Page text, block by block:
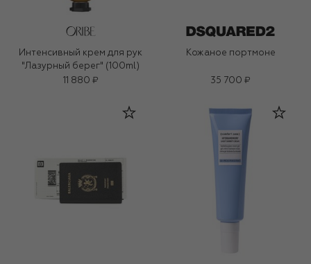
Интенсивный крем для рук
"Лазурный берег" (100ml)
11 880 ₽
Кожаное портмоне
35 700 ₽